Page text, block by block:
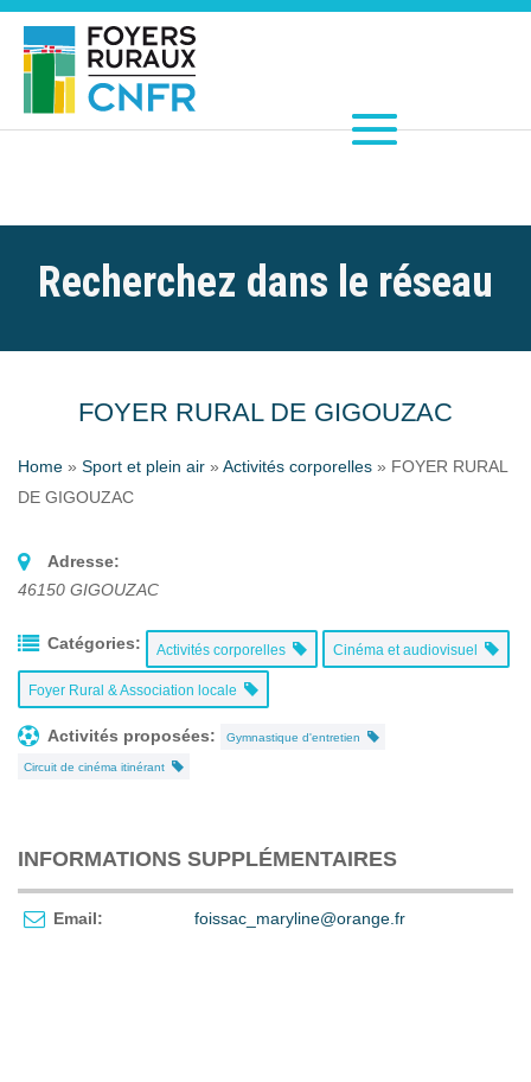
Recherchez dans le réseau
FOYER RURAL DE GIGOUZAC
Home » Sport et plein air » Activités corporelles » FOYER RURAL
DE GIGOUZAC
Adresse:
46150 GIGOUZAC
Catégories: Activités corporelles Cinéma et audiovisuel
Foyer Rural & Association locale
Activités proposées: Gymnastique d'entretien
Circuit de cinéma itinérant
INFORMATIONS SUPPLÉMENTAIRES
Email: foissac_maryline@orange.fr